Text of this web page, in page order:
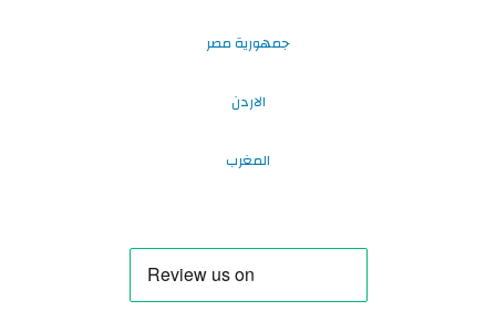
جمهورية مصر
الاردن
المغرب